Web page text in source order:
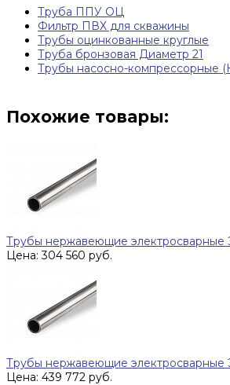
Труба ППУ ОЦ
Фильтр ПВХ для скважины
Трубы оцинкованные круглые
Труба бронзовая Диаметр 21
Трубы насосно-компрессорные
Похожие товары:
Трубы нержавеющие электросварные
Цена: 304 560 руб.
Трубы нержавеющие электросварные
Цена: 439 772 руб.